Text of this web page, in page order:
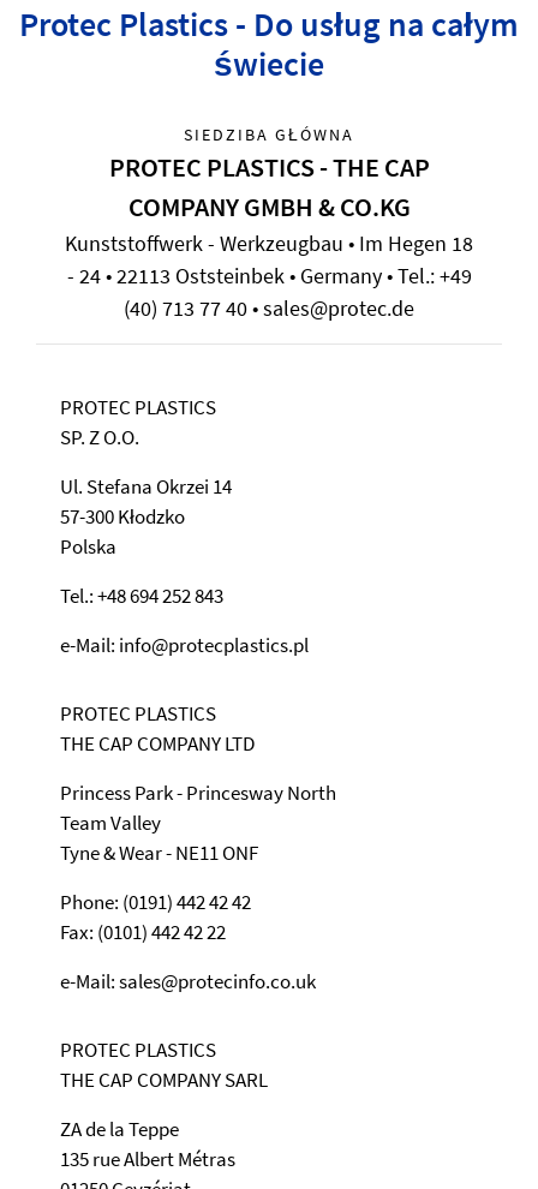
Protec Plastics - Do usług na całym
świecie
SIEDZIBA GŁÓWNA
PROTEC PLASTICS - THE CAP
COMPANY GMBH & CO.KG
Kunststoffwerk - Werkzeugbau • Im Hegen 18
- 24 • 22113 Oststeinbek • Germany • Tel.: +49
(40) 713 77 40 • sales@protec.de
PROTEC PLASTICS
SP. Z O.O.
Ul. Stefana Okrzei 14
57-300 Kłodzko
Polska
Tel.: +48 694 252 843
e-Mail: info@protecplastics.pl
PROTEC PLASTICS
THE CAP COMPANY LTD
Princess Park - Princesway North
Team Valley
Tyne & Wear - NE11 ONF
Phone: (0191) 442 42 42
Fax: (0101) 442 42 22
e-Mail: sales@protecinfo.co.uk
PROTEC PLASTICS
THE CAP COMPANY SARL
ZA de la Teppe
135 rue Albert Métras